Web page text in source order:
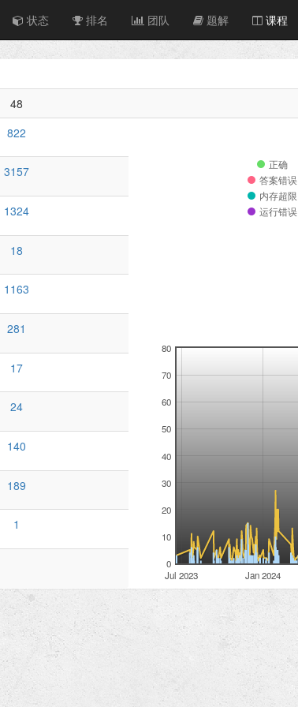
状态 排名 团队 题解 课程
48
822
正确
答案错误
内存超限
运行错误
Jul 2023 Jan 2024
0
10
20
30
40
50
60
70
80
3157
1324
18
1163
281
17
24
140
189
1